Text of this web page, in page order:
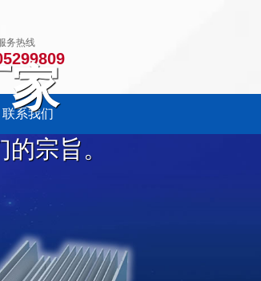
务热线
联系我们
家
宗旨。